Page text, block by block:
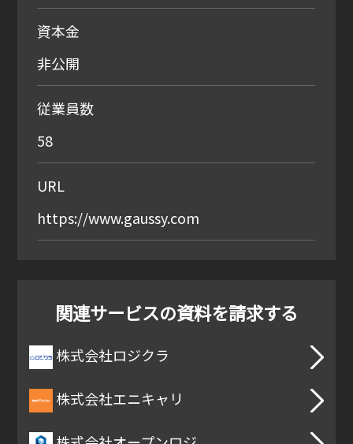
資本金
非公開
従業員数
58
URL
https://www.gaussy.com
関連サービスの資料を請求する
株式会社ロジクラ
株式会社エニキャリ